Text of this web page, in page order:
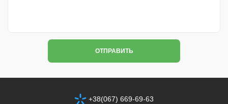
ОТПРАВИТЬ
+38(067) 669-69-63